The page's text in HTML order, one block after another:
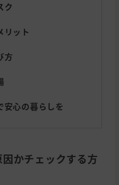
ク
リット
方
安心の暮らしを
かチェックする方